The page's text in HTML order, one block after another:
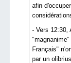
afin
- Vers 12:30,
Français"
par un